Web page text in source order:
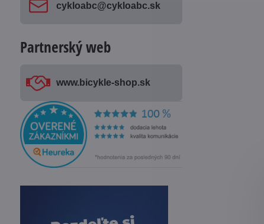
cykloabc​@cykloabc​.sk
Partnerský web
www​.bicykle-shop​.sk